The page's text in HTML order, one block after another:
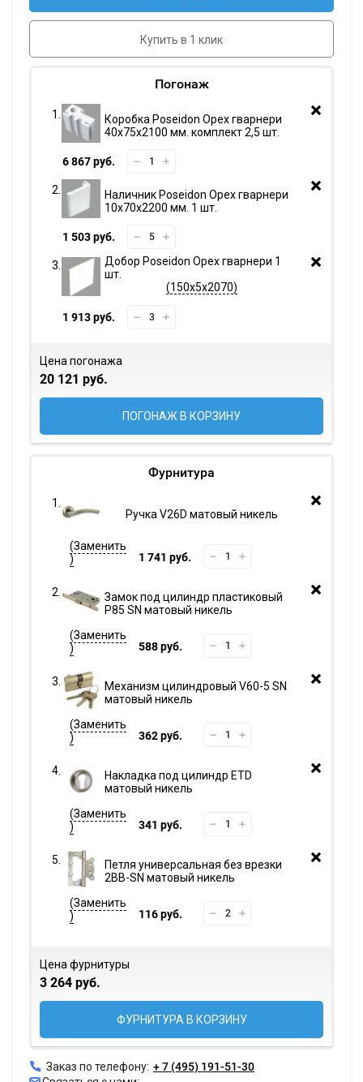
Купить в 1 клик
Погонаж
Коробка Poseidon Орех гварнери
40х75х2100 мм. комплект 2,5 шт.
6 867 руб.
Наличник Poseidon Орех гварнери
10х70х2200 мм. 1 шт.
1 503 руб.
Добор Poseidon Орех гварнери 1
шт.
150х5х2070
1 913 руб.
Цена погонажа
20 121 руб.
ПОГОНАЖ В КОРЗИНУ
Фурнитура
Ручка V26D матовый никель
1 741 руб.
Замок под цилиндр пластиковый
P85 SN матовый никель
588 руб.
Механизм цилиндровый V60-5 SN
матовый никель
362 руб.
Накладка под цилиндр ETD
матовый никель
341 руб.
Петля универсальная без врезки
2BB-SN матовый никель
116 руб.
Цена фурнитуры
3 264 руб.
ФУРНИТУРА В КОРЗИНУ
Заказ по телефону: + 7 (495) 191-51-30